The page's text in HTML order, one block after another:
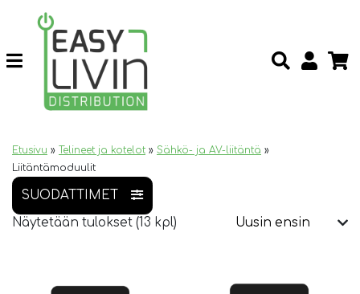
Etusivu » Telineet ja kotelot » Sähkö- ja AV-liitäntä »
Liitäntämoduulit
SUODATTIMET
Näytetään tulokset (13 kpl)